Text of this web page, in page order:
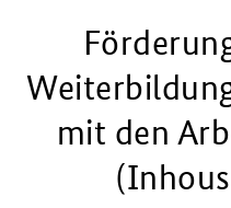
mit den